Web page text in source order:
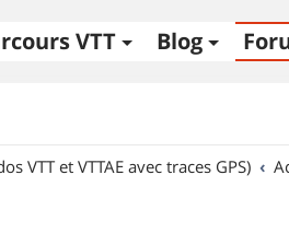
VTT Blog
VTT et VTTAE avec traces GPS)